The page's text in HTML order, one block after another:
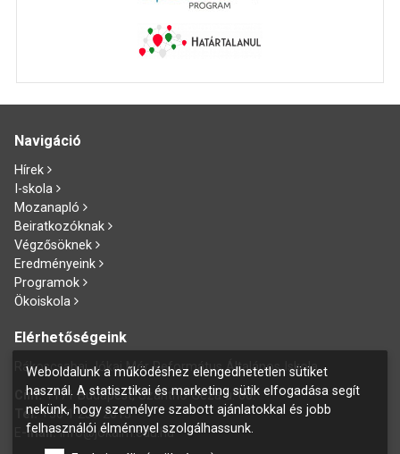
Navigáció
Hírek
I-skola
Mozanapló
Beiratkozóknak
Végzősöknek
Eredményeink
Programok
Ökoiskola
Elérhetőségeink
Rákoscsabai Jókai Mór Református Általános Iskola
Cím:1171 Budapest, Szánthó Géza u. 60.
Tel: +36 1 258 2015
-mail: info@jokaim.edu.hu
Weboldalunk a működéshez elengedhetetlen sütiket
használ. A statisztikai és marketing sütik elfogadása segít
nekünk, hogy személyre szabott ajánlatokkal és jobb
felhasználói élménnyel szolgálhassunk.